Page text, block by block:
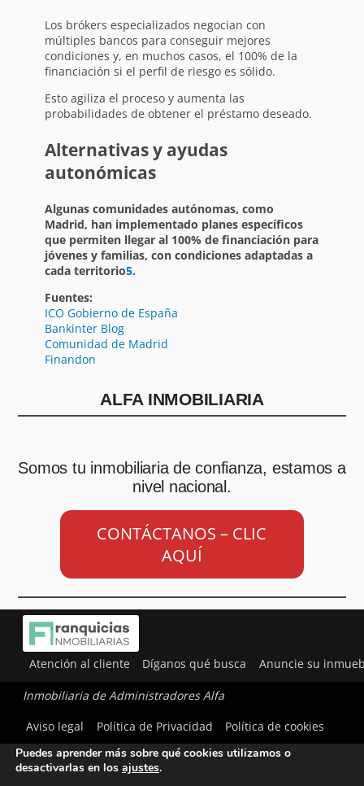
Los brókers especializados negocian con
múltiples bancos para conseguir mejores
condiciones y, en muchos casos, el 100% de la
financiación si el perfil de riesgo es sólido.
Esto agiliza el proceso y aumenta las
probabilidades de obtener el préstamo deseado.
Alternativas y ayudas
autonómicas
Algunas comunidades autónomas, como
Madrid, han implementado planes específicos
que permiten llegar al 100% de financiación para
jóvenes y familias, con condiciones adaptadas a
cada territorio5.
Fuentes:
ICO Gobierno de España
Bankinter Blog
Comunidad de Madrid
Finandon
ALFA INMOBILIARIA
Somos tu inmobiliaria de confianza, estamos a
nivel nacional.
CONTÁCTANOS – CLIC
AQUÍ
Atención al cliente Díganos qué busca Anuncie su
Inmobiliaria de Administradores Alfa
Aviso legal
Política de Privacidad Política de cookies
Utilizamos cookies para ofrecerte la mejor experiencia en
nuestra web.
Puedes aprender más sobre qué cookies utilizamos o
desactivarlas en los ajustes.